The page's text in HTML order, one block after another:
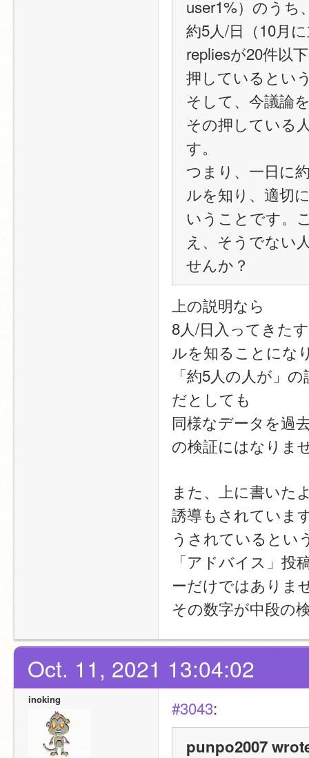
user1%）のうち
約5人/日（10月
repliesが20件以
押しているとい
そして、今議論
その押している
す。
つまり、一日に
ルを知り、適切
いうことです。
え、そうでない
せんか？
上の説明なら
8人/日入ってきた
ルを知ることにな
「約5人の人が」
だとしても
同様なデータを過
の検証にはなりま
また、上に書いた
誘導もされていま
うされているとい
「アドバイス」
ーだけではありま
その数字が中段の
Oct. 11, 2021 13:04:02
inoking #3043:
punpo2007